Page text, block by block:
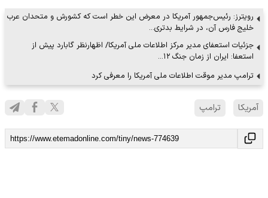
رویترز: رئیس‌جمهور آمریکا در معرض این خطر است که کشورش و متحدان عرب
خلیج فارس آن، در شرایط بدتری…
جزئیات استعفای مدیر مرکز اطلاعات ملی آمریکا/ اظهارنظر گابارد پیش از
استعفا: ایران از زمان جنگ ۱۲…
ترامپ مدیر موقت اطلاعات ملی آمریکا را معرفی کرد
آمریکا ترامپ